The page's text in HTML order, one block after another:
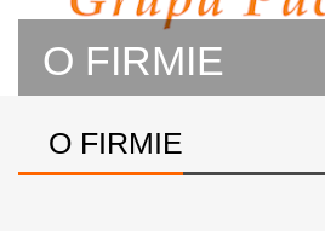
O FIRMIE
O FIRMIE